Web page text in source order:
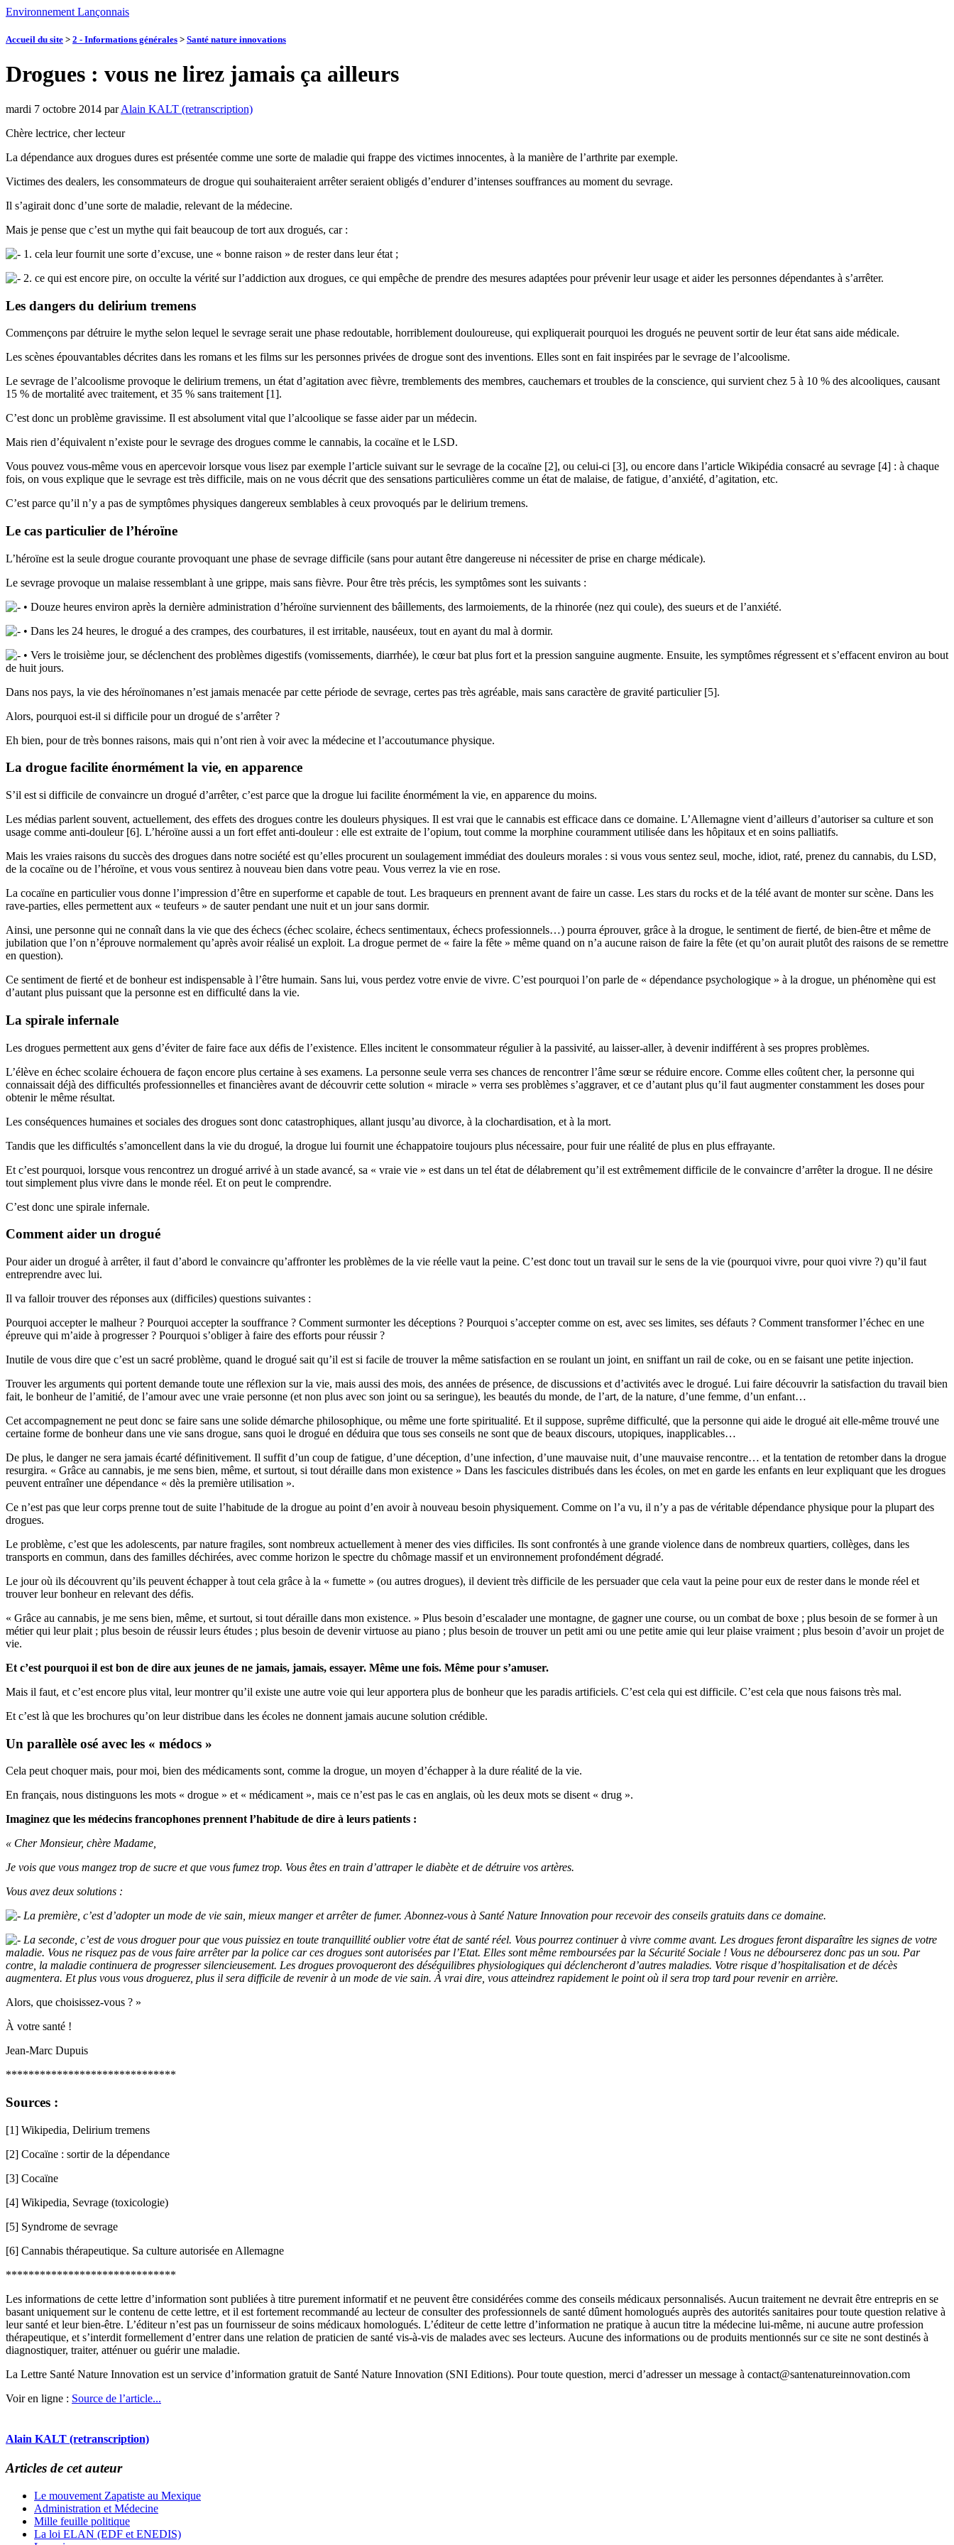
Environnement Lançonnais
Accueil du site > 2 - Informations générales > Santé nature innovations
Drogues : vous ne lirez jamais ça ailleurs
mardi 7 octobre 2014 parAlain KALT (retranscription)
Chère lectrice, cher lecteur
La dépendance aux drogues dures est présentée comme une sorte de maladie qui frappe des victimes innocentes, à la manière de l’arthrite par exemple.
Victimes des dealers, les consommateurs de drogue qui souhaiteraient arrêter seraient obligés d’endurer d’intenses souffrances au moment du sevrage.
Il s’agirait donc d’une sorte de maladie, relevant de la médecine.
Mais je pense que c’est un mythe qui fait beaucoup de tort aux drogués, car :
1. cela leur fournit une sorte d’excuse, une « bonne raison » de rester dans leur état ;
2. ce qui est encore pire, on occulte la vérité sur l’addiction aux drogues, ce qui empêche de prendre des mesures adaptées pour prévenir leur usage et aider les personnes dépendantes à s’arrêter.
Les dangers du delirium tremens
Commençons par détruire le mythe selon lequel le sevrage serait une phase redoutable, horriblement douloureuse, qui expliquerait pourquoi les drogués ne peuvent sortir de leur état sans aide médicale.
Les scènes épouvantables décrites dans les romans et les films sur les personnes privées de drogue sont des inventions. Elles sont en fait inspirées par le sevrage de l’alcoolisme.
Le sevrage de l’alcoolisme provoque le delirium tremens, un état d’agitation avec fièvre, tremblements des membres, cauchemars et troubles de la conscience, qui survient chez 5 à 10 % des alcooliques, causant
15 % de mortalité avec traitement, et 35 % sans traitement [1].
C’est donc un problème gravissime. Il est absolument vital que l’alcoolique se fasse aider par un médecin.
Mais rien d’équivalent n’existe pour le sevrage des drogues comme le cannabis, la cocaïne et le LSD.
Vous pouvez vous-même vous en apercevoir lorsque vous lisez par exemple l’article suivant sur le sevrage de la cocaïne [2], ou celui-ci [3], ou encore dans l’article Wikipédia consacré au sevrage [4] : à chaque
fois, on vous explique que le sevrage est très difficile, mais on ne vous décrit que des sensations particulières comme un état de malaise, de fatigue, d’anxiété, d’agitation, etc.
C’est parce qu’il n’y a pas de symptômes physiques dangereux semblables à ceux provoqués par le delirium tremens.
Le cas particulier de l’héroïne
L’héroïne est la seule drogue courante provoquant une phase de sevrage difficile (sans pour autant être dangereuse ni nécessiter de prise en charge médicale).
Le sevrage provoque un malaise ressemblant à une grippe, mais sans fièvre. Pour être très précis, les symptômes sont les suivants :
• Douze heures environ après la dernière administration d’héroïne surviennent des bâillements, des larmoiements, de la rhinorée (nez qui coule), des sueurs et de l’anxiété.
• Dans les 24 heures, le drogué a des crampes, des courbatures, il est irritable, nauséeux, tout en ayant du mal à dormir.
• Vers le troisième jour, se déclenchent des problèmes digestifs (vomissements, diarrhée), le cœur bat plus fort et la pression sanguine augmente. Ensuite, les symptômes régressent et s’effacent environ au bout
de huit jours.
Dans nos pays, la vie des héroïnomanes n’est jamais menacée par cette période de sevrage, certes pas très agréable, mais sans caractère de gravité particulier [5].
Alors, pourquoi est-il si difficile pour un drogué de s’arrêter ?
Eh bien, pour de très bonnes raisons, mais qui n’ont rien à voir avec la médecine et l’accoutumance physique.
La drogue facilite énormément la vie, en apparence
S’il est si difficile de convaincre un drogué d’arrêter, c’est parce que la drogue lui facilite énormément la vie, en apparence du moins.
Les médias parlent souvent, actuellement, des effets des drogues contre les douleurs physiques. Il est vrai que le cannabis est efficace dans ce domaine. L’Allemagne vient d’ailleurs d’autoriser sa culture et son
usage comme anti-douleur [6]. L’héroïne aussi a un fort effet anti-douleur : elle est extraite de l’opium, tout comme la morphine couramment utilisée dans les hôpitaux et en soins palliatifs.
Mais les vraies raisons du succès des drogues dans notre société est qu’elles procurent un soulagement immédiat des douleurs morales : si vous vous sentez seul, moche, idiot, raté, prenez du cannabis, du LSD,
de la cocaïne ou de l’héroïne, et vous vous sentirez à nouveau bien dans votre peau. Vous verrez la vie en rose.
La cocaïne en particulier vous donne l’impression d’être en superforme et capable de tout. Les braqueurs en prennent avant de faire un casse. Les stars du rocks et de la télé avant de monter sur scène. Dans les
rave-parties, elles permettent aux « teufeurs » de sauter pendant une nuit et un jour sans dormir.
Ainsi, une personne qui ne connaît dans la vie que des échecs (échec scolaire, échecs sentimentaux, échecs professionnels…) pourra éprouver, grâce à la drogue, le sentiment de fierté, de bien-être et même de
jubilation que l’on n’éprouve normalement qu’après avoir réalisé un exploit. La drogue permet de « faire la fête » même quand on n’a aucune raison de faire la fête (et qu’on aurait plutôt des raisons de se remettre
en question).
Ce sentiment de fierté et de bonheur est indispensable à l’être humain. Sans lui, vous perdez votre envie de vivre. C’est pourquoi l’on parle de « dépendance psychologique » à la drogue, un phénomène qui est
d’autant plus puissant que la personne est en difficulté dans la vie.
La spirale infernale
Les drogues permettent aux gens d’éviter de faire face aux défis de l’existence. Elles incitent le consommateur régulier à la passivité, au laisser-aller, à devenir indifférent à ses propres problèmes.
L’élève en échec scolaire échouera de façon encore plus certaine à ses examens. La personne seule verra ses chances de rencontrer l’âme sœur se réduire encore. Comme elles coûtent cher, la personne qui
connaissait déjà des difficultés professionnelles et financières avant de découvrir cette solution « miracle » verra ses problèmes s’aggraver, et ce d’autant plus qu’il faut augmenter constamment les doses pour
obtenir le même résultat.
Les conséquences humaines et sociales des drogues sont donc catastrophiques, allant jusqu’au divorce, à la clochardisation, et à la mort.
Tandis que les difficultés s’amoncellent dans la vie du drogué, la drogue lui fournit une échappatoire toujours plus nécessaire, pour fuir une réalité de plus en plus effrayante.
Et c’est pourquoi, lorsque vous rencontrez un drogué arrivé à un stade avancé, sa « vraie vie » est dans un tel état de délabrement qu’il est extrêmement difficile de le convaincre d’arrêter la drogue. Il ne désire
tout simplement plus vivre dans le monde réel. Et on peut le comprendre.
C’est donc une spirale infernale.
Comment aider un drogué
Pour aider un drogué à arrêter, il faut d’abord le convaincre qu’affronter les problèmes de la vie réelle vaut la peine. C’est donc tout un travail sur le sens de la vie (pourquoi vivre, pour quoi vivre ?) qu’il faut
entreprendre avec lui.
Il va falloir trouver des réponses aux (difficiles) questions suivantes :
Pourquoi accepter le malheur ? Pourquoi accepter la souffrance ? Comment surmonter les déceptions ? Pourquoi s’accepter comme on est, avec ses limites, ses défauts ? Comment transformer l’échec en une
épreuve qui m’aide à progresser ? Pourquoi s’obliger à faire des efforts pour réussir ?
Inutile de vous dire que c’est un sacré problème, quand le drogué sait qu’il est si facile de trouver la même satisfaction en se roulant un joint, en sniffant un rail de coke, ou en se faisant une petite injection.
Trouver les arguments qui portent demande toute une réflexion sur la vie, mais aussi des mois, des années de présence, de discussions et d’activités avec le drogué. Lui faire découvrir la satisfaction du travail bien
fait, le bonheur de l’amitié, de l’amour avec une vraie personne (et non plus avec son joint ou sa seringue), les beautés du monde, de l’art, de la nature, d’une femme, d’un enfant…
Cet accompagnement ne peut donc se faire sans une solide démarche philosophique, ou même une forte spiritualité. Et il suppose, suprême difficulté, que la personne qui aide le drogué ait elle-même trouvé une
certaine forme de bonheur dans une vie sans drogue, sans quoi le drogué en déduira que tous ses conseils ne sont que de beaux discours, utopiques, inapplicables…
De plus, le danger ne sera jamais écarté définitivement. Il suffit d’un coup de fatigue, d’une déception, d’une infection, d’une mauvaise nuit, d’une mauvaise rencontre… et la tentation de retomber dans la drogue
resurgira. « Grâce au cannabis, je me sens bien, même, et surtout, si tout déraille dans mon existence » Dans les fascicules distribués dans les écoles, on met en garde les enfants en leur expliquant que les drogues
peuvent entraîner une dépendance « dès la première utilisation ».
Ce n’est pas que leur corps prenne tout de suite l’habitude de la drogue au point d’en avoir à nouveau besoin physiquement. Comme on l’a vu, il n’y a pas de véritable dépendance physique pour la plupart des
drogues.
Le problème, c’est que les adolescents, par nature fragiles, sont nombreux actuellement à mener des vies difficiles. Ils sont confrontés à une grande violence dans de nombreux quartiers, collèges, dans les
transports en commun, dans des familles déchirées, avec comme horizon le spectre du chômage massif et un environnement profondément dégradé.
Le jour où ils découvrent qu’ils peuvent échapper à tout cela grâce à la « fumette » (ou autres drogues), il devient très difficile de les persuader que cela vaut la peine pour eux de rester dans le monde réel et
trouver leur bonheur en relevant des défis.
« Grâce au cannabis, je me sens bien, même, et surtout, si tout déraille dans mon existence. » Plus besoin d’escalader une montagne, de gagner une course, ou un combat de boxe ; plus besoin de se former à un
métier qui leur plait ; plus besoin de réussir leurs études ; plus besoin de devenir virtuose au piano ; plus besoin de trouver un petit ami ou une petite amie qui leur plaise vraiment ; plus besoin d’avoir un projet de
vie.
Et c’est pourquoi il est bon de dire aux jeunes de ne jamais, jamais, essayer. Même une fois. Même pour s’amuser.
Mais il faut, et c’est encore plus vital, leur montrer qu’il existe une autre voie qui leur apportera plus de bonheur que les paradis artificiels. C’est cela qui est difficile. C’est cela que nous faisons très mal.
Et c’est là que les brochures qu’on leur distribue dans les écoles ne donnent jamais aucune solution crédible.
Un parallèle osé avec les « médocs »
Cela peut choquer mais, pour moi, bien des médicaments sont, comme la drogue, un moyen d’échapper à la dure réalité de la vie.
En français, nous distinguons les mots « drogue » et « médicament », mais ce n’est pas le cas en anglais, où les deux mots se disent « drug ».
Imaginez que les médecins francophones prennent l’habitude de dire à leurs patients :
« Cher Monsieur, chère Madame,
Je vois que vous mangez trop de sucre et que vous fumez trop. Vous êtes en train d’attraper le diabète et de détruire vos artères.
Vous avez deux solutions :
La première, c’est d’adopter un mode de vie sain, mieux manger et arrêter de fumer. Abonnez-vous à Santé Nature Innovation pour recevoir des conseils gratuits dans ce domaine.
La seconde, c’est de vous droguer pour que vous puissiez en toute tranquillité oublier votre état de santé réel. Vous pourrez continuer à vivre comme avant. Les drogues feront disparaître les signes de votre
maladie. Vous ne risquez pas de vous faire arrêter par la police car ces drogues sont autorisées par l’Etat. Elles sont même remboursées par la Sécurité Sociale ! Vous ne débourserez donc pas un sou. Par
contre, la maladie continuera de progresser silencieusement. Les drogues provoqueront des déséquilibres physiologiques qui déclencheront d’autres maladies. Votre risque d’hospitalisation et de décès
augmentera. Et plus vous vous droguerez, plus il sera difficile de revenir à un mode de vie sain. À vrai dire, vous atteindrez rapidement le point où il sera trop tard pour revenir en arrière.
Alors, que choisissez-vous ? »
À votre santé !
Jean-Marc Dupuis
******************************
Sources :
[1] Wikipedia, Delirium tremens
[2] Cocaïne : sortir de la dépendance
[3] Cocaïne
[4] Wikipedia, Sevrage (toxicologie)
[5] Syndrome de sevrage
[6] Cannabis thérapeutique. Sa culture autorisée en Allemagne
******************************
Les informations de cette lettre d’information sont publiées à titre purement informatif et ne peuvent être considérées comme des conseils médicaux personnalisés. Aucun traitement ne devrait être entrepris en se
basant uniquement sur le contenu de cette lettre, et il est fortement recommandé au lecteur de consulter des professionnels de santé dûment homologués auprès des autorités sanitaires pour toute question relative à
leur santé et leur bien-être. L’éditeur n’est pas un fournisseur de soins médicaux homologués. L’éditeur de cette lettre d’information ne pratique à aucun titre la médecine lui-même, ni aucune autre profession
thérapeutique, et s’interdit formellement d’entrer dans une relation de praticien de santé vis-à-vis de malades avec ses lecteurs. Aucune des informations ou de produits mentionnés sur ce site ne sont destinés à
diagnostiquer, traiter, atténuer ou guérir une maladie.
La Lettre Santé Nature Innovation est un service d’information gratuit de Santé Nature Innovation (SNI Editions). Pour toute question, merci d’adresser un message à contact@santenatureinnovation.com
Voir en ligne : Source de l’article...
Alain KALT (retranscription)
Articles de cet auteur
Le mouvement Zapatiste au Mexique
Administration et Médecine
Mille feuille politique
La loi ELAN (EDF et ENEDIS)